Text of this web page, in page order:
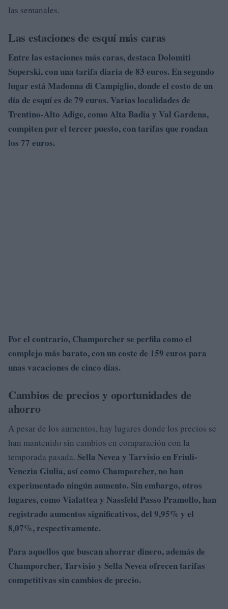
las semanales.
Las estaciones de esquí más caras
Entre las estaciones más caras, destaca Dolomiti
Superski, con una tarifa diaria de 83 euros. En segundo
lugar está Madonna di Campiglio, donde el costo de un
día de esquí es de 79 euros.Varias localidades de
Trentino-Alto Adige, como Alta Badia y Val Gardena,
compiten por el tercer puesto, con tarifas que rondan
los 77 euros.
Por el contrario, Champorcher se perfila como el
complejo más barato, con un coste de 159 euros para
unas vacaciones de cinco días.
Cambios de precios y oportunidades de
ahorro
A pesar de los aumentos, hay lugares donde los precios se
han mantenido sin cambios en comparación con la
temporada pasada. Sella Nevea y Tarvisio en Friuli-
Venezia Giulia, así como Champorcher, no han
experimentado ningún aumento.Sin embargo, otros
lugares, como Vialattea y Nassfeld Passo Pramollo, han
registrado aumentos significativos, del 9,95% y el
8,07%, respectivamente.
Para aquellos que buscan ahorrar dinero, además de
Champorcher, Tarvisio y Sella Nevea ofrecen tarifas
competitivas sin cambios de precio.